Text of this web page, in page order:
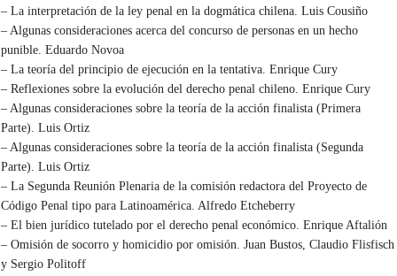
– La interpretación de la ley penal en la dogmática chilena. Luis Cousiño
– Algunas consideraciones acerca del concurso de personas en un hecho
punible. Eduardo Novoa
– La teoría del principio de ejecución en la tentativa. Enrique Cury
– Reflexiones sobre la evolución del derecho penal chileno. Enrique Cury
– Algunas consideraciones sobre la teoría de la acción finalista (Primera
Parte). Luis Ortiz
– Algunas consideraciones sobre la teoría de la acción finalista (Segunda
Parte). Luis Ortiz
– La Segunda Reunión Plenaria de la comisión redactora del Proyecto de
Código Penal tipo para Latinoamérica. Alfredo Etcheberry
– El bien jurídico tutelado por el derecho penal económico. Enrique Aftalión
– Omisión de socorro y homicidio por omisión. Juan Bustos, Claudio Flisfisch
y Sergio Politoff